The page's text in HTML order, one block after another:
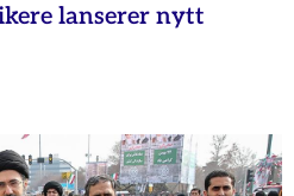
lanserer nytt